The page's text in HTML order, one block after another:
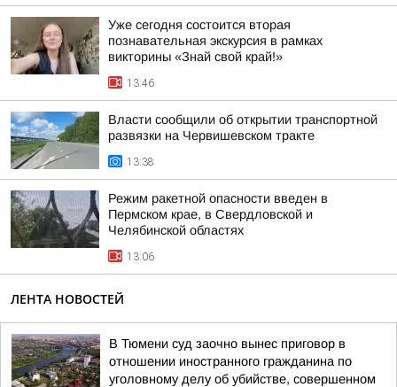
Уже сегодня состоится вторая
познавательная экскурсия в рамках
викторины «Знай свой край!»
13:46
Власти сообщили об открытии транспортной
развязки на Червишевском тракте
13:38
Режим ракетной опасности введен в
Пермском крае, в Свердловской и
Челябинской областях
13:06
ЛЕНТА НОВОСТЕЙ
В Тюмени суд заочно вынес приговор в
отношении иностранного гражданина по
уголовному делу об убийстве, совершенном